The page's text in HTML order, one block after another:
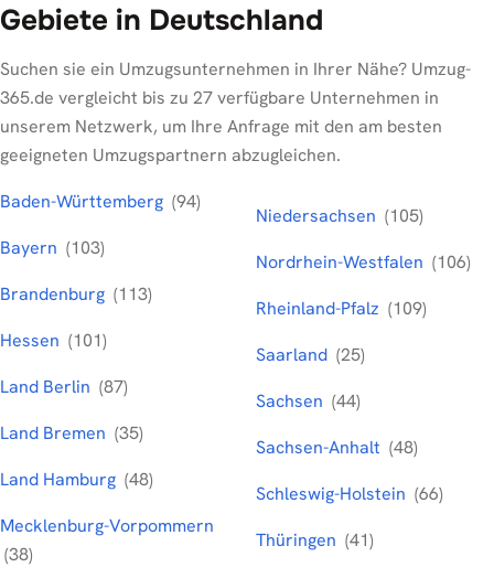
Gebiete in Deutschland
Suchen sie ein Umzugsunternehmen in Ihrer Nähe? Umzug-
365.de vergleicht bis zu 27 verfügbare Unternehmen in
unserem Netzwerk, um Ihre Anfrage mit den am besten
geeigneten Umzugspartnern abzugleichen.
Baden-Württemberg (94)
Bayern (103)
Brandenburg (113)
Hessen (101)
Land Berlin (87)
Land Bremen (35)
Land Hamburg (48)
Mecklenburg-Vorpommern
(38)
Niedersachsen (105)
Nordrhein-Westfalen (106)
Rheinland-Pfalz (109)
Saarland (25)
Sachsen (44)
Sachsen-Anhalt (48)
Schleswig-Holstein (66)
Thüringen (41)